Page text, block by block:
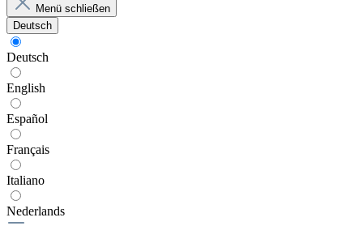
Menü schließen
Deutsch
Deutsch
English
Español
Français
Italiano
Nederlands